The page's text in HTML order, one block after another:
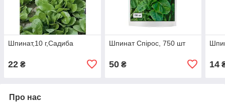
Шпинат,10 г,Садиба
22 ₴
Шпинат Спірос, 750 шт
50₴ 14
Про нас